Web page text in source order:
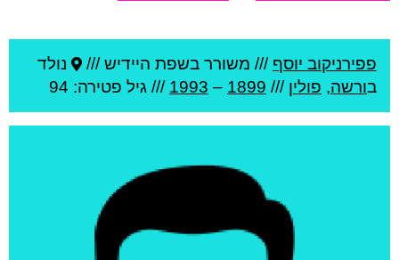
פפירניקוב יוסף /// משורר בשפת היידיש ///
נולד
בורשה, פולין ///
1899
–
1993 /// גיל פטירה: 94